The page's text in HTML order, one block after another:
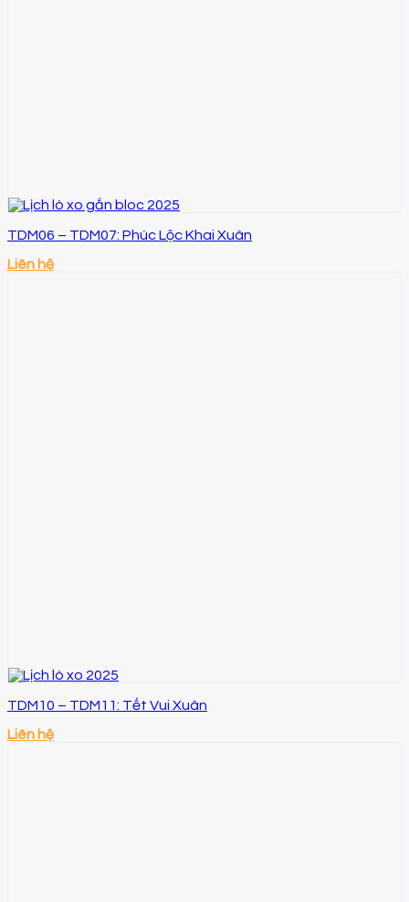
TDM06 – TDM07: Phúc Lộc Khai Xuân
Liên hệ
TDM10 – TDM11: Tết Vui Xuân
Liên hệ